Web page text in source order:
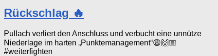
Rückschlag 🔥
Pullach verliert den Anschluss und verbucht eine unnütze
Niederlage im harten „Punktemanagement“😩🙌🏼
#weiterfighten